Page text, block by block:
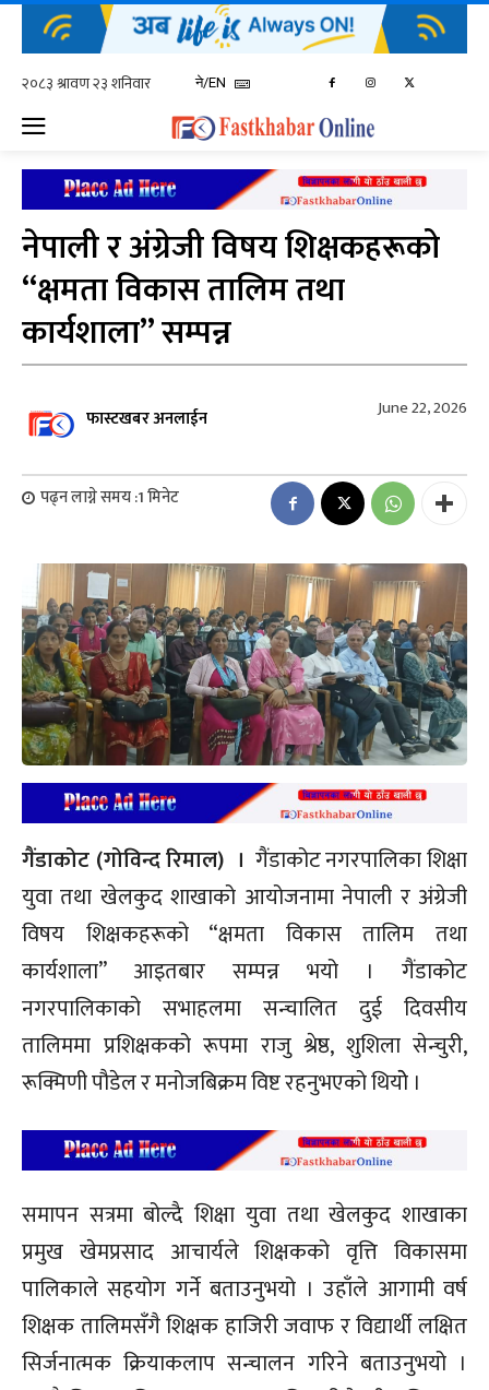
ने/EN
नेपाली र अंग्रेजी विषय शिक्षकहरूको
“क्षमता विकास तालिम तथा
कार्यशाला” सम्पन्न
फास्टखबर अनलाईन June 22, 2026
पढ्न लाग्ने समय :1मिनेट
गैंडाकोट (गोविन्द रिमाल) । गैंडाकोट नगरपालिका शिक्षा
युवा तथा खेलकुद शाखाको आयोजनामा नेपाली र अंग्रेजी
विषय शिक्षकहरूको “क्षमता विकास तालिम तथा
कार्यशाला” आइतबार सम्पन्न भयो । गैंडाकोट
नगरपालिकाको सभाहलमा सन्चालित दुई दिवसीय
तालिममा प्रशिक्षकको रूपमा राजु श्रेष्ठ, शुशिला सेन्चुरी,
रूक्मिणी पौडेल र मनोजबिक्रम विष्ट रहनुभएको थियोे ।
समापन सत्रमा बोल्दै शिक्षा युवा तथा खेलकुद शाखाका
प्रमुख खेमप्रसाद आचार्यले शिक्षकको वृत्ति विकासमा
पालिकाले सहयोग गर्ने बताउनुभयो । उहाँले आगामी वर्ष
शिक्षक तालिमसँगै शिक्षक हाजिरी जवाफ र विद्यार्थी लक्षित
सिर्जनात्मक क्रियाकलाप सन्चालन गरिने बताउनुभयो ।